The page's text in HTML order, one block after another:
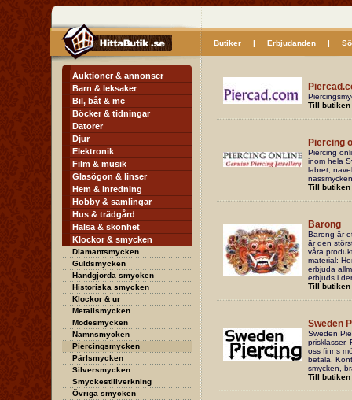
Butiker| Erbjudanden|
Auktioner & annonser
Barn & leksaker
Bil, båt & mc
Böcker & tidningar
Datorer
Djur
Elektronik
Film & musik
Glasögon & linser
Hem & inredning
Hobby & samlingar
Hus & trädgård
Hälsa & skönhet
Klockor & smycken
Diamantsmycken
Guldsmycken
Handgjorda smycken
Historiska smycken
Klockor & ur
Metallsmycken
Modesmycken
Namnsmycken
Piercingsmycken
Pärlsmycken
Silversmycken
Smyckestillverkning
Övriga smycken
Till butiken
Piercing
Piercing
inom hela
labret,
Till butiken
Barong
Barong är
är den
våra
material:
erbjuda
erbjuds i
Till butiken
Sweden
Sweden
prisklasser.
oss finns
betala.
smycken,
Till butiken